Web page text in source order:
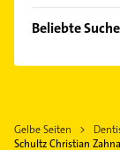
Anklam
Woldegk
Beliebte
Gelbe Seiten
Schultz Christian